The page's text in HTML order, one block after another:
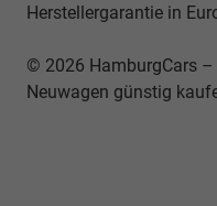
Herstellergarantie in
© 2026 HamburgCars –
Neuwagen günstig